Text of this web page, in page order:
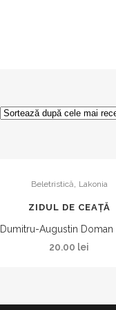
Beletristică Lakonia
ZIDUL DE CEAȚĂ
Dumitru-Augustin Doman
20.00 lei